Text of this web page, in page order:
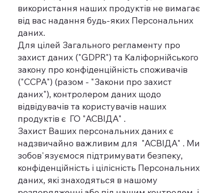
використання наших продуктів не вимагає
від вас надання будь-яких Персональних
даних.
Для цілей Загального регламенту про
захист даних ("GDPR") та Каліфорнійського
закону про конфіденційність споживачів
("CCPA") (разом - "Закони про захист
даних"), контролером даних щодо
відвідувачів та користувачів наших
продуктів є ГО "АСВІДА" .
Захист Ваших персональних даних є
надзвичайно важливим для "АСВІДА" . Ми
зобов'язуємося підтримувати безпеку,
конфіденційність і цілісність Персональних
даних, які знаходяться в нашому